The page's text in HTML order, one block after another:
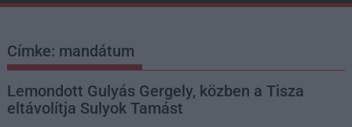
Címke: mandátum
Lemondott Gulyás Gergely, közben a Tisza
eltávolítja Sulyok Tamást